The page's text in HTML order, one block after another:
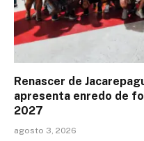
Renascer de
apresenta enredo de
2027
agosto 3, 2026